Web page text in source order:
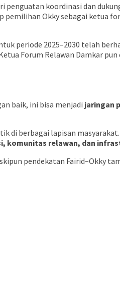
koordinasi dan
pemilihan Okky sebagai ketua
periode 2025–2030 telah
Forum Relawan Damkar pun
baik, ini bisa menjadi jaringan
berbagai lapisan
komunitas relawan, dan
pendekatan Fairid–Okky